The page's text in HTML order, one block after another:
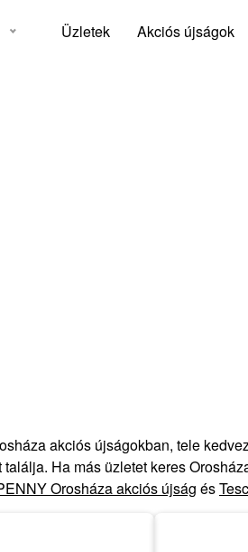
Üzletek Akciós újságok
akciós újságokban, tele
Ha más üzletet keres
Orosháza akciós újság és